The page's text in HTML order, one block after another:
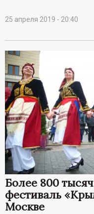
25 апреля 2019 - 20:40
Более 800
фестиваль
Москве